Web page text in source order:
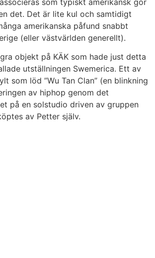
som typiskt amerikansk gör
det. Det är lite kul och samtidigt
amerikanska påfund snabbt
(eller västvärlden generellt).
objekt på KÄK som hade just detta
utställningen Swemerica. Ett av
som löd ”Wu Tan Clan” (en blinkning
av hiphop genom det
på en solstudio driven av gruppen
av Petter själv.